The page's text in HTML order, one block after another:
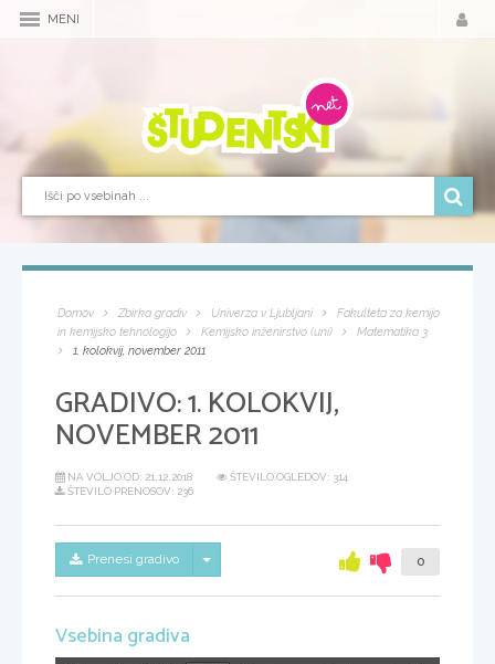
MENI
Domov Zbirka gradiv Univerza v Ljubljani
Fakulteta za kemijo
in kemijsko tehnologijo
Kemijsko inženirstvo (uni)
Matematika 3
1. kolokvij, november 2011
GRADIVO:1. KOLOKVIJ,
NOVEMBER 2011
NA VOLJO OD: 21.12.2018
ŠTEVILO OGLEDOV: 314
ŠTEVILO PRENOSOV: 236
Prenesi gradivo Skrij/prikaži meni 0
Vsebina gradiva